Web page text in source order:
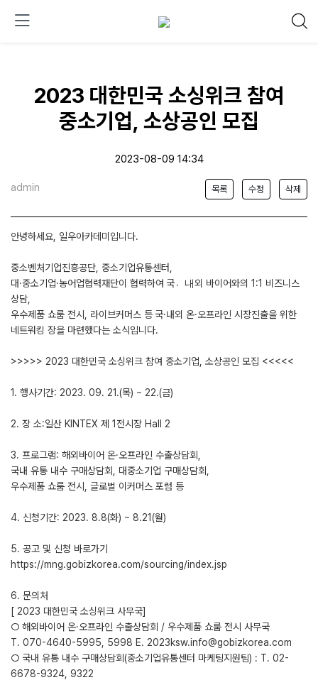
2023 대한민국 소싱위크 참여
중소기업, 소상공인 모집
2023-08-09 14:34
admin 목록 수정 삭제
안녕하세요, 일우아카데미입니다.
중소벤처기업진흥공단, 중소기업유통센터,
대·중소기업·농어업협력재단이 협력하여 국내〮외 바이어와의 1:1 비즈니스
상담,
우수제품 쇼룸 전시, 라이브커머스 등 국·내외 온·오프라인 시장진출을 위한
네트워킹 장을 마련했다는 소식입니다.
>>>>> 2023 대한민국 소싱위크 참여 중소기업, 소상공인 모집 <<<<<
1. 행사기간: 2023. 09. 21.(목) ~ 22.(금)
2. 장 소:일산 KINTEX 제 1전시장 Hall 2
3. 프로그램: 해외바이어 온·오프라인 수출상담회,
국내 유통 내수 구매상담회, 대중소기업 구매상담회,
우수제품 쇼룸 전시, 글로벌 이커머스 포럼 등
4. 신청기간: 2023. 8.8(화) ~ 8.21(월)
5. 공고 및 신청 바로가기
https://mng.gobizkorea.com/sourcing/index.jsp
6. 문의처
[ 2023 대한민국 소싱위크 사무국]
○ 해외바이어 온·오프라인 수출상담회 / 우수제품 쇼룸 전시 사무국
T. 070-4640-5995, 5998 E. 2023ksw.info@gobizkorea.com
○ 국내 유통 내수 구매상담회(중소기업유통센터 마케팅지원팀) : T. 02-
6678-9324, 9322